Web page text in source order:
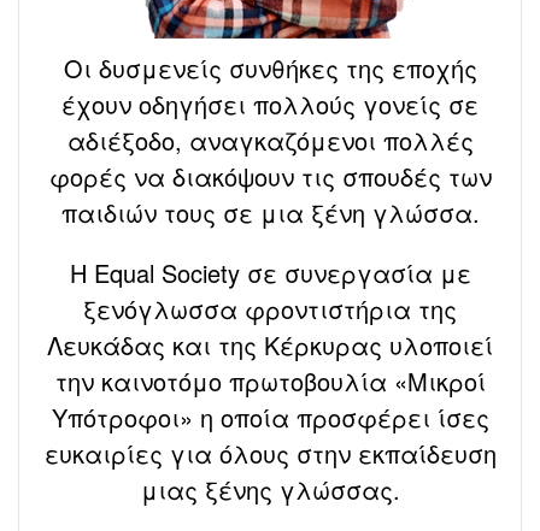
Οι δυσμενείς συνθήκες της εποχής
έχουν οδηγήσει πολλούς γονείς σε
αδιέξοδο, αναγκαζόμενοι πολλές
φορές να διακόψουν τις σπουδές των
παιδιών τους σε μια ξένη γλώσσα.
Η Equal Society σε συνεργασία με
ξενόγλωσσα φροντιστήρια της
Λευκάδας και της Κέρκυρας υλοποιεί
την καινοτόμο πρωτοβουλία «Μικροί
Υπότροφοι» η οποία προσφέρει ίσες
ευκαιρίες για όλους στην εκπαίδευση
μιας ξένης γλώσσας.